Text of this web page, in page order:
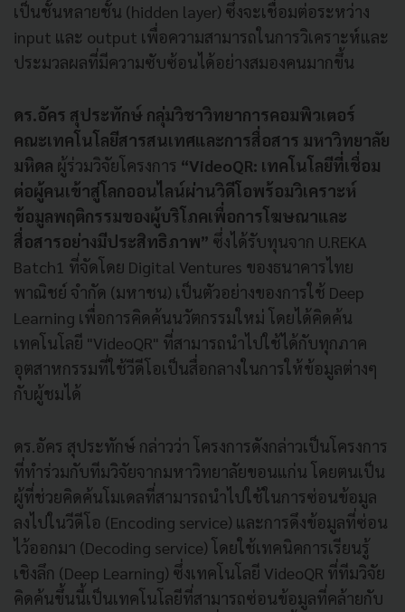
เป็นชั้นหลายชั้น (hidden layer) ซึ่งจะเชื่อมต่อระหว่าง
input และ output เพื่อความสามารถในการวิเคราะห์และ
ประมวลผลที่มีความซับซ้อนได้อย่างสมองคนมากขึ้น
ดร.อัคร สุประทักษ์ กลุ่มวิชาวิทยาการคอมพิวเตอร์
คณะเทคโนโลยีสารสนเทศและการสื่อสาร มหาวิทยาลัย
มหิดล ผู้ร่วมวิจัยโครงการ “VideoQR: เทคโนโลยีที่เชื่อม
ต่อผู้คนเข้าสู่โลกออนไลน์ผ่านวิดีโอพร้อมวิเคราะห์
ข้อมูลพฤติกรรมของผู้บริโภคเพื่อการโฆษณาและ
สื่อสารอย่างมีประสิทธิภาพ” ซึ่งได้รับทุนจาก U.REKA
Batch1 ที่จัดโดย Digital Ventures ของธนาคารไทย
พาณิชย์ จำกัด (มหาชน) เป็นตัวอย่างของการใช้ Deep
Learning เพื่อการคิดค้นนวัตกรรมใหม่ โดยได้คิดค้น
เทคโนโลยี "VideoQR" ที่สามารถนำไปใช้ได้กับทุกภาค
อุตสาหกรรมที่ใช้วีดีโอเป็นสื่อกลางในการให้ข้อมูลต่างๆ
กับผู้ชมได้
ดร.อัคร สุประทักษ์ กล่าวว่า โครงการดังกล่าวเป็นโครงการ
ที่ทำร่วมกับทีมวิจัยจากมหาวิทยาลัยขอนแก่น โดยตนเป็น
ผู้ที่ช่วยคิดค้นโมเดลที่สามารถนำไปใช้ในการซ่อนข้อมูล
ลงไปในวีดีโอ (Encoding service) และการดึงข้อมูลที่ซ่อน
ไว้ออกมา (Decoding service) โดยใช้เทคนิคการเรียนรู้
เชิงลึก (Deep Learning) ซึ่งเทคโนโลยี VideoQR ที่ทีมวิจัย
คิดค้นขึ้นนี้เป็นเทคโนโลยีที่สามารถซ่อนข้อมูลที่คล้ายกับ